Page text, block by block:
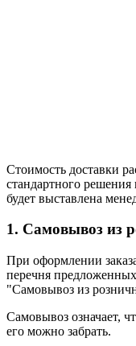
Стоимость доставки
стандартного решения
будет выставлена
1. Самовывоз из
При оформлении
перечня
"Самовывоз из
Самовывоз означает,
его можно забрать.